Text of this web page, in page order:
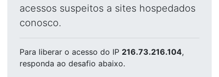
acessos suspeitos a sites hospedados
conosco.
Para liberar o acesso do IP 216.73.216.104,
responda ao desafio abaixo.